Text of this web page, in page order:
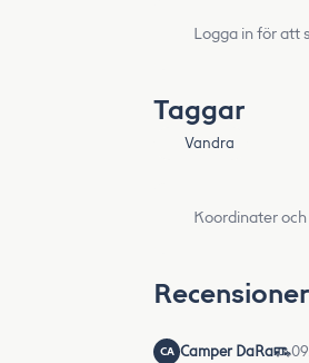
Logga in för att
Taggar
Vandra
Koordinater
CA Camper DaRa